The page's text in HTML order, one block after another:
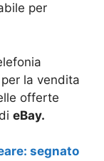
per
la vendita
offerte
eBay.
segnato